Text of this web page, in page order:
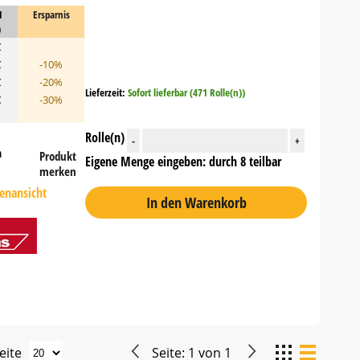
Ersparnis
-10%
-20%
-30%
Produkt
merken
Lieferzeit:Sofort lieferbar (471 Rolle(n))
Rolle(n) - +
Eigene Menge eingeben: durch 8 teilbar
In den Warenkorb
Seite: 1 von 1